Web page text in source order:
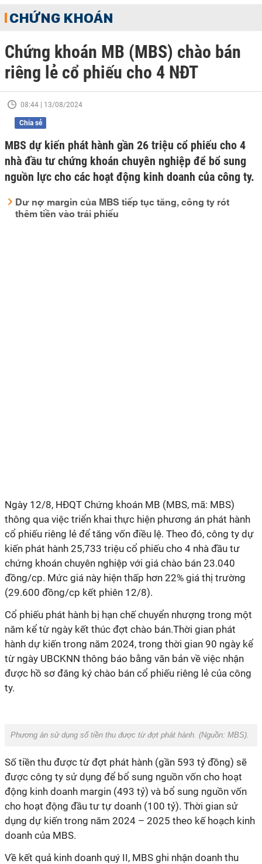
CHỨNG KHOÁN
Chứng khoán MB (MBS) chào bán
riêng lẻ cổ phiếu cho 4 NĐT
08:44 | 13/08/2024
Chia sẻ
MBS dự kiến phát hành gần 26 triệu cổ phiếu cho 4
nhà đầu tư chứng khoán chuyên nghiệp để bổ sung
nguồn lực cho các hoạt động kinh doanh của công ty.
Dư nợ margin của MBS tiếp tục tăng, công ty rót
thêm tiền vào trái phiếu
Ngày 12/8, HĐQT Chứng khoán MB (MBS, mã: MBS)
thông qua việc triển khai thực hiện phương án phát hành
cổ phiếu riêng lẻ để tăng vốn điều lệ. Theo đó, công ty dự
kiến phát hành 25,733 triệu cổ phiếu cho 4 nhà đầu tư
chứng khoán chuyên nghiệp với giá chào bán 23.040
đồng/cp. Mức giá này hiện thấp hơn 22% giá thị trường
(29.600 đồng/cp kết phiên 12/8).
Cổ phiếu phát hành bị hạn chế chuyển nhượng trong một
năm kể từ ngày kết thúc đợt chào bán.Thời gian phát
hành dự kiến trong năm 2024, trong thời gian 90 ngày kể
từ ngày UBCKNN thông báo bằng văn bản về việc nhận
được hồ sơ đăng ký chào bán cổ phiếu riêng lẻ của công
ty.
Phương án sử dụng số tiền thu được từ đợt phát hành. (Nguồn: MBS).
Số tiền thu được từ đợt phát hành (gần 593 tỷ đồng) sẽ
được công ty sử dụng để bổ sung nguồn vốn cho hoạt
động kinh doanh margin (493 tỷ) và bổ sung nguồn vốn
cho hoạt động đầu tư tự doanh (100 tỷ). Thời gian sử
dụng dự kiến trong năm 2024 – 2025 theo kế hoạch kinh
doanh của MBS.
Về kết quả kinh doanh quý II, MBS ghi nhận doanh thu